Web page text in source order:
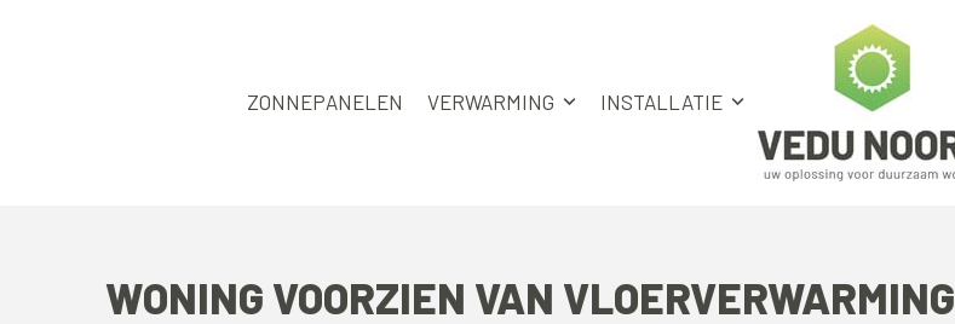
ZONNEPANELEN VERWARMING INSTALLATIE
WONING VOORZIEN VAN VLOERVERWARMING